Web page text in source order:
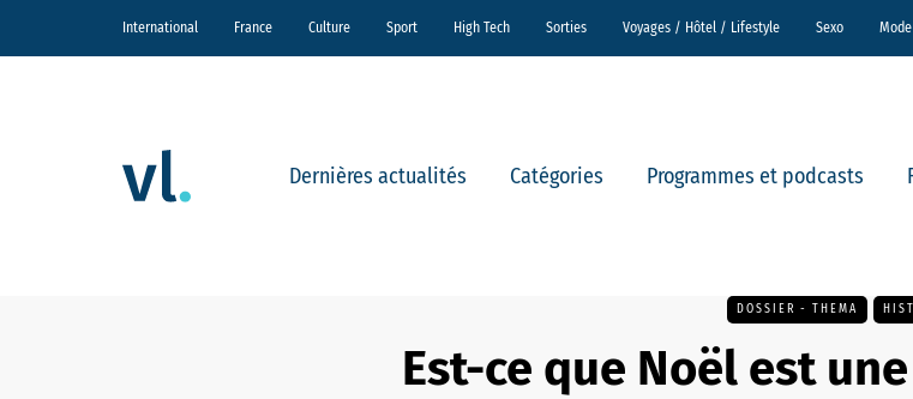
International France Culture Sport High Tech Sorties Voyages / Hôtel / Lifestyle Sexo Mode
Dernières actualités Catégories Programmes et podcasts
DOSSIER - THEMA
Est-ce que Noël est